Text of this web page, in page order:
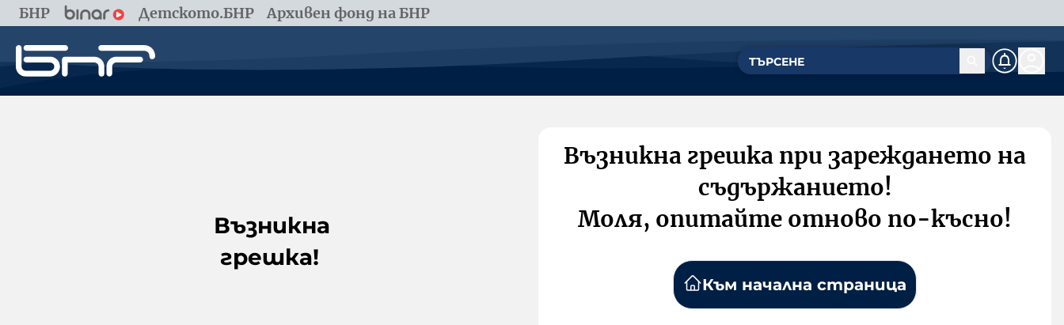
БНР Детското.БНР Архивен фонд на БНР
Възникна
грешка!
Възникна грешка при зареждането на
съдържанието!
Моля, опитайте отново по-късно!
Към начална страница